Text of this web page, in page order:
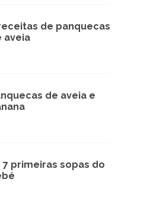
de panquecas
aveia
de aveia e
7 primeiras sopas do